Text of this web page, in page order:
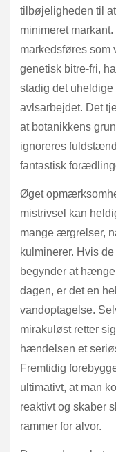
tilbøjeligheden til
minimeret
markedsføres
genetisk bitre-fri,
stadig det
avlsarbejdet. Det
at botanikkens
ignoreres
fantastisk
Øget
mistrivsel kan
mange ærgrelser,
kulminerer. Hvis
begynder at
dagen, er det en
vandoptagelse.
mirakuløst retter
hændelsen et
Fremtidig
ultimativt, at man
reaktivt og skaber
rammer for alvor.